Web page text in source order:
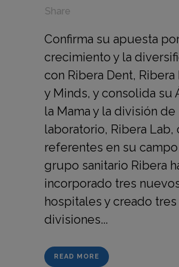
Share
Confirma su apuesta
crecimiento y la
con Ribera Dent, Ribera
y Minds, y consolida su
la Mama y la división de
laboratorio, Ribera Lab,
referentes en su
grupo sanitario Ribera
incorporado tres
hospitales y creado tres
divisiones...
READ MORE